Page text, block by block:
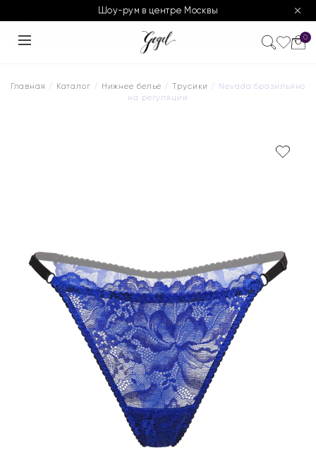
Шоу-рум в центре Москвы
0
Главная / Каталог / Нижнее белье / Трусики / Nevada бразильяно
на регуляции